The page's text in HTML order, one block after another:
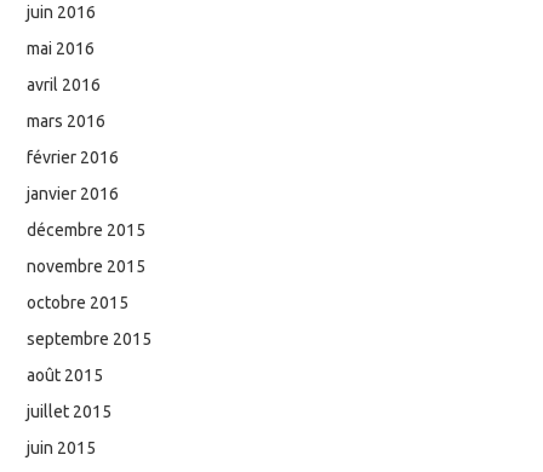
juin 2016
mai 2016
avril 2016
mars 2016
février 2016
janvier 2016
décembre 2015
novembre 2015
octobre 2015
septembre 2015
août 2015
juillet 2015
juin 2015